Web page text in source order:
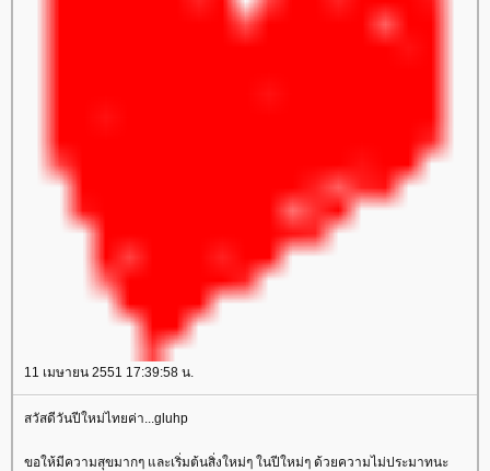
11 เมษายน 2551 17:39:58 น.
สวัสดีวันปีใหม่ไทยค่า...gluhp
ขอให้มีความสุขมากๆ และเริ่มต้นสิ่งใหม่ๆ ในปีใหม่ๆ ด้วยความไม่ประมาทนะ